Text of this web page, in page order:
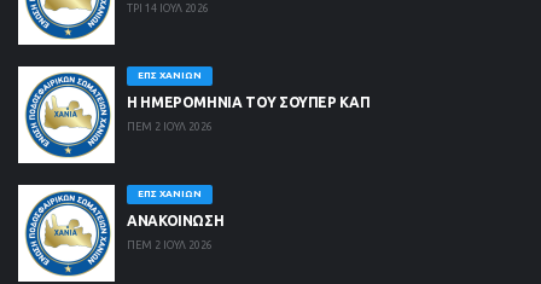
ΤΡΙ 14 ΙΟΥΛ 2026
ΕΠΣ ΧΑΝΊΩΝ
Η ΗΜΕΡΟΜΗΝΙΑ ΤΟΥ ΣΟΥΠΕΡ ΚΑΠ
ΠΕΜ 2 ΙΟΥΛ 2026
ΕΠΣ ΧΑΝΊΩΝ
ΑΝΑΚΟΙΝΩΣΗ
ΠΕΜ 2 ΙΟΥΛ 2026